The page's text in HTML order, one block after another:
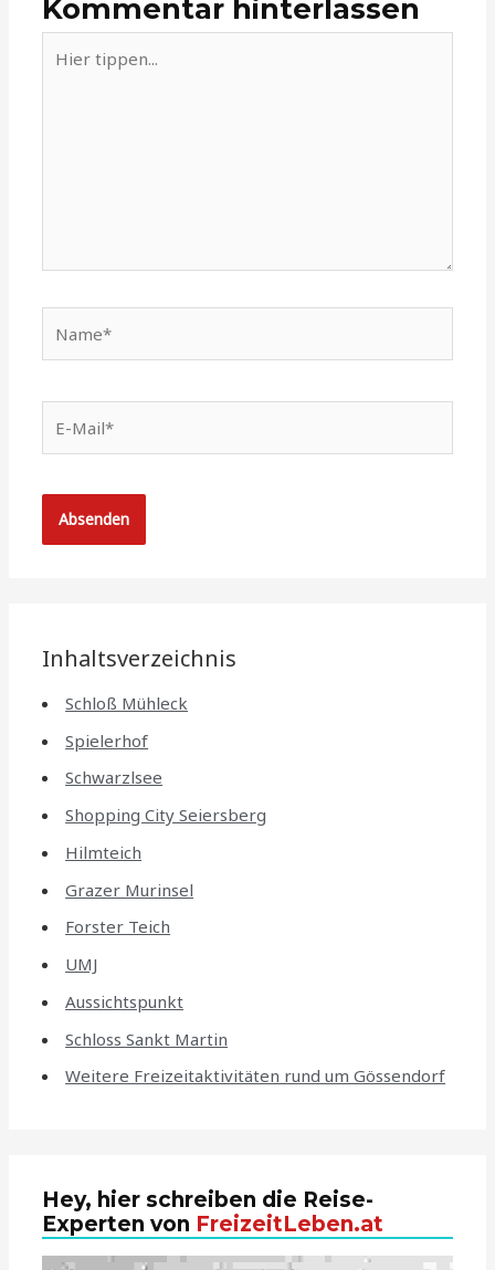
Kommentar hinterlassen
tippen...
Mail*
Inhaltsverzeichnis
Schloß Mühleck
Spielerhof
Schwarzlsee
Shopping City Seiersberg
Hilmteich
Grazer Murinsel
Forster Teich
UMJ
Aussichtspunkt
Schloss Sankt Martin
Weitere Freizeitaktivitäten rund um Gössendorf
Hey, hier schreiben die Reise-
Experten von FreizeitLeben.at